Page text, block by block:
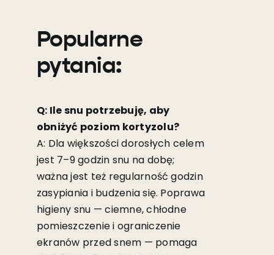
Popularne
pytania:
Q: Ile snu potrzebuję, aby
obniżyć poziom kortyzolu?
A: Dla większości dorosłych celem
jest 7–9 godzin snu na dobę;
ważna jest też regularność godzin
zasypiania i budzenia się. Poprawa
higieny snu — ciemne, chłodne
pomieszczenie i ograniczenie
ekranów przed snem — pomaga